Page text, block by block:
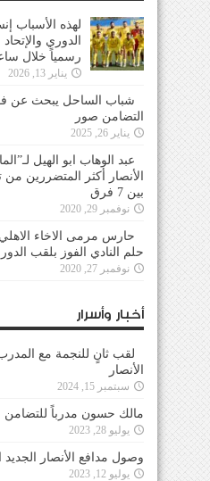
لهذه الأسباب
الدوري
رسمياً خلال
يناير 13, 2026
شباب الساحل يبحث عن
التضامن صور
يناير 26, 2025
عبد الوهاب ابو الهيل
الأنصار أكثر المتضررين
بين 7 فرق
نوفمبر 29, 2020
حارس مرمى الاخاء
حلم النادي الفوز بلقب
نوفمبر 27, 2020
أخبار وأسرار
لقب ثانٍ للنجمة مع
الأنصار
سبتمبر 15, 2024
مالك حسون مدرباً للتضامن
يوليو 28, 2023
وصول مدافع الأنصار الجديد
يوليو 12, 2023